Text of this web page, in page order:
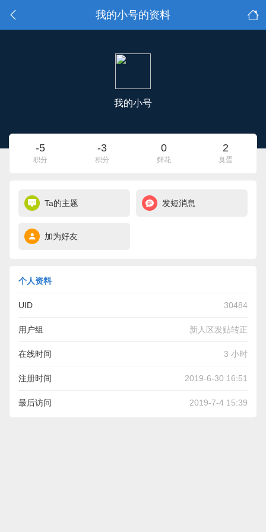
我的小号的资料
我的小号
-5
积分
-3
积分
0
鲜花
2
臭蛋
Ta的主题 发短消息
加为好友
个人资料
UID 30484
用户组 新人区发贴转正
在线时间 3 小时
注册时间 2019-6-30 16:51
最后访问 2019-7-4 15:39